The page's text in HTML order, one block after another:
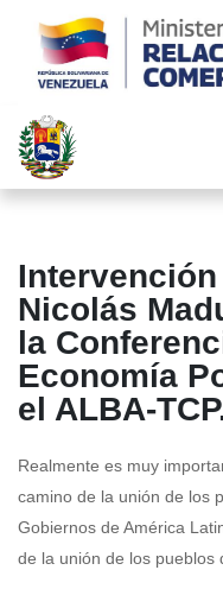
Nicolás
la
Economía
el ALBA-
Realmente es muy
camino de la unión de los
Gobiernos de América
de la unión de los pueblos